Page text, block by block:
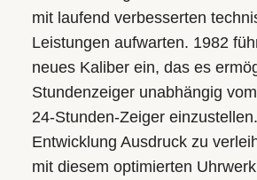
mit laufend verbesserten
Leistungen aufwarten. 1982
neues Kaliber ein, das es
Stundenzeiger unabhängig
24‑Stunden-Zeiger
Entwicklung Ausdruck zu
mit diesem optimierten